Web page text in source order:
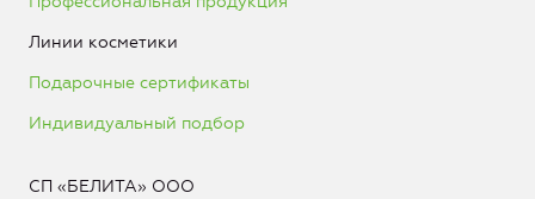
Линии косметики
Подарочные сертификаты
Индивидуальный подбор
СП «БЕЛИТА» ООО